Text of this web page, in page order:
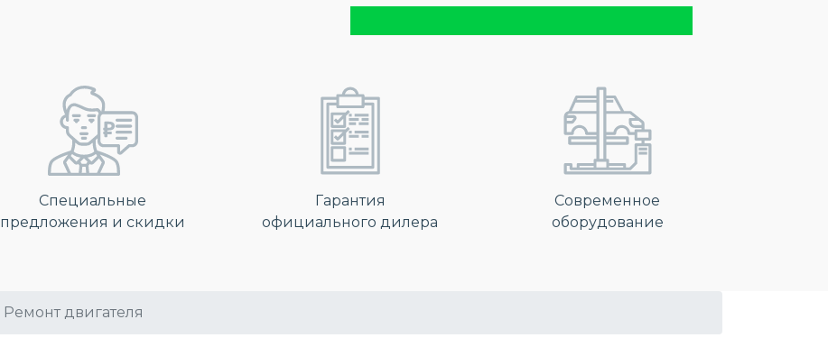
Специальные
предложения и скидки
Гарантия
официального дилера
Современное
оборудование
Ремонт двигателя